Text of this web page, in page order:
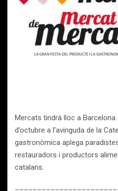
Mercats tindrà lloc a Barcelona
d’octubre a l’avinguda de la
gastronòmica aplega
restauradors i productors
catalans.